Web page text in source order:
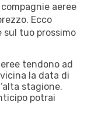
aeree
Ecco
sul tuo prossimo
tendono ad
la data di
stagione.
potrai